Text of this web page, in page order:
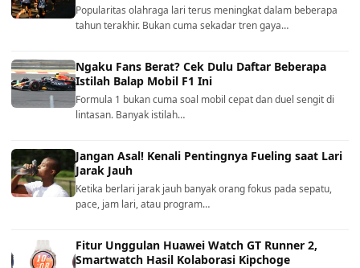
Popularitas olahraga lari terus meningkat dalam beberapa
tahun terakhir. Bukan cuma sekadar tren gaya…
Ngaku Fans Berat? Cek Dulu Daftar Beberapa
Istilah Balap Mobil F1 Ini
Formula 1 bukan cuma soal mobil cepat dan duel sengit di
lintasan. Banyak istilah…
Jangan Asal! Kenali Pentingnya Fueling saat Lari
Jarak Jauh
Ketika berlari jarak jauh banyak orang fokus pada sepatu,
pace, jam lari, atau program…
Fitur Unggulan Huawei Watch GT Runner 2,
Smartwatch Hasil Kolaborasi Kipchoge